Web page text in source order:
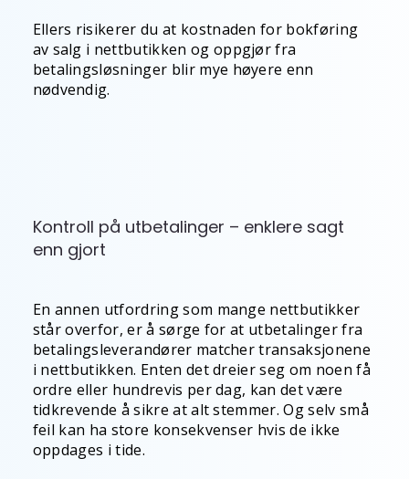
Kontroll på utbetalinger – enklere sagt
enn gjort
En annen utfordring som mange nettbutikker
står overfor, er å sørge for at utbetalinger fra
betalingsleverandører matcher transaksjonene
i nettbutikken. Enten det dreier seg om noen få
ordre eller hundrevis per dag, kan det være
tidkrevende å sikre at alt stemmer. Og selv små
feil kan ha store konsekvenser hvis de ikke
oppdages i tide.
Ellers risikerer du at kostnaden for bokføring
av salg i nettbutikken og oppgjør fra
betalingsløsninger blir mye høyere enn
nødvendig.